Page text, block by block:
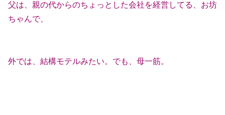
父は、親の代からのちょっとした会社を経営してる、お坊
ちゃんで、
外では、結構モテルみたい。でも、母一筋。